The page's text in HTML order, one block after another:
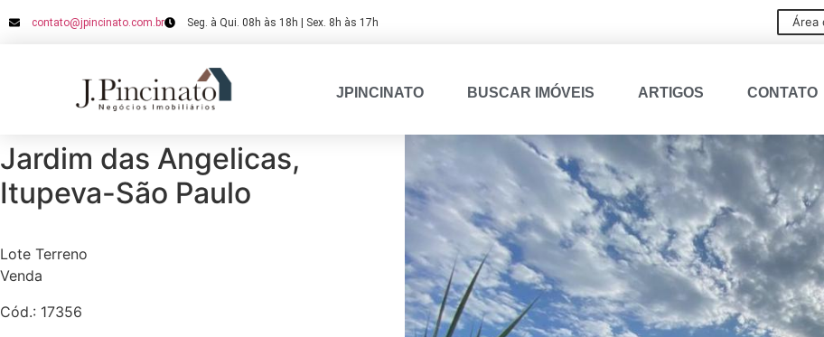
contato@jpincinato.com.br Seg. à Qui. 08h às 18h | Sex. 8h às 17h Área
JPINCINATO BUSCAR IMÓVEIS ARTIGOS CONTATO
Jardim das Angelicas,
Itupeva-São Paulo
Lote Terreno
Venda
Cód.: 17356